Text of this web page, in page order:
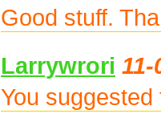
Good stuff.
Larrywrori 11-
You